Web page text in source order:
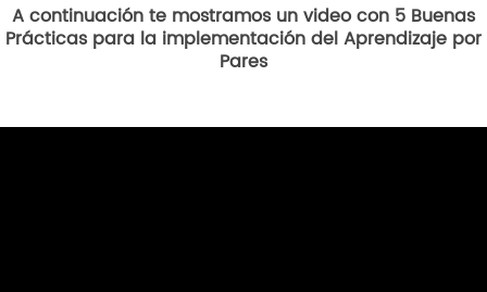
A continuación te mostramos un video con 5 Buenas
Prácticas para la implementación del Aprendizaje por
Pares